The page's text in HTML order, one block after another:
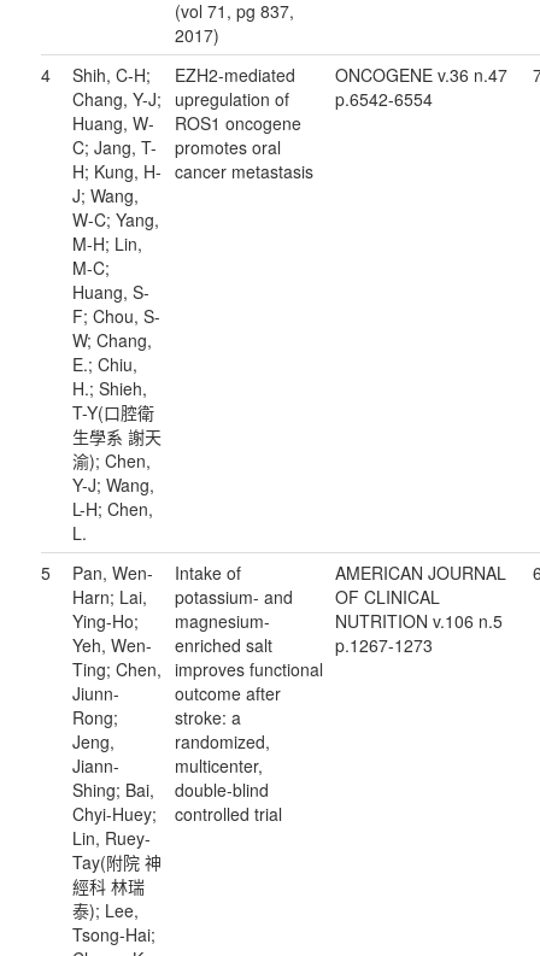
(vol 71, pg 837,
2017)
4
Shih, C-H;
Chang, Y-J;
Huang, W-
C; Jang, T-
H; Kung, H-
J; Wang,
W-C; Yang,
M-H; Lin,
M-C;
Huang, S-
F; Chou, S-
W; Chang,
E.; Chiu,
H.; Shieh,
T-Y(口腔衛
生學系 謝天
渝); Chen,
Y-J; Wang,
L-H; Chen,
L.
EZH2-mediated
upregulation of
ROS1 oncogene
promotes oral
cancer metastasis
ONCOGENE v.36 n.47
p.6542-6554
5
Pan, Wen-
Harn; Lai,
Ying-Ho;
Yeh, Wen-
Ting; Chen,
Jiunn-
Rong;
Jeng,
Jiann-
Shing; Bai,
Chyi-Huey;
Lin, Ruey-
Tay(附院 神
經科 林瑞
泰); Lee,
Tsong-Hai;
Intake of
potassium- and
magnesium-
enriched salt
improves functional
outcome after
stroke: a
randomized,
multicenter,
double-blind
controlled trial
AMERICAN JOURNAL
OF CLINICAL
NUTRITION v.106 n.5
p.1267-1273